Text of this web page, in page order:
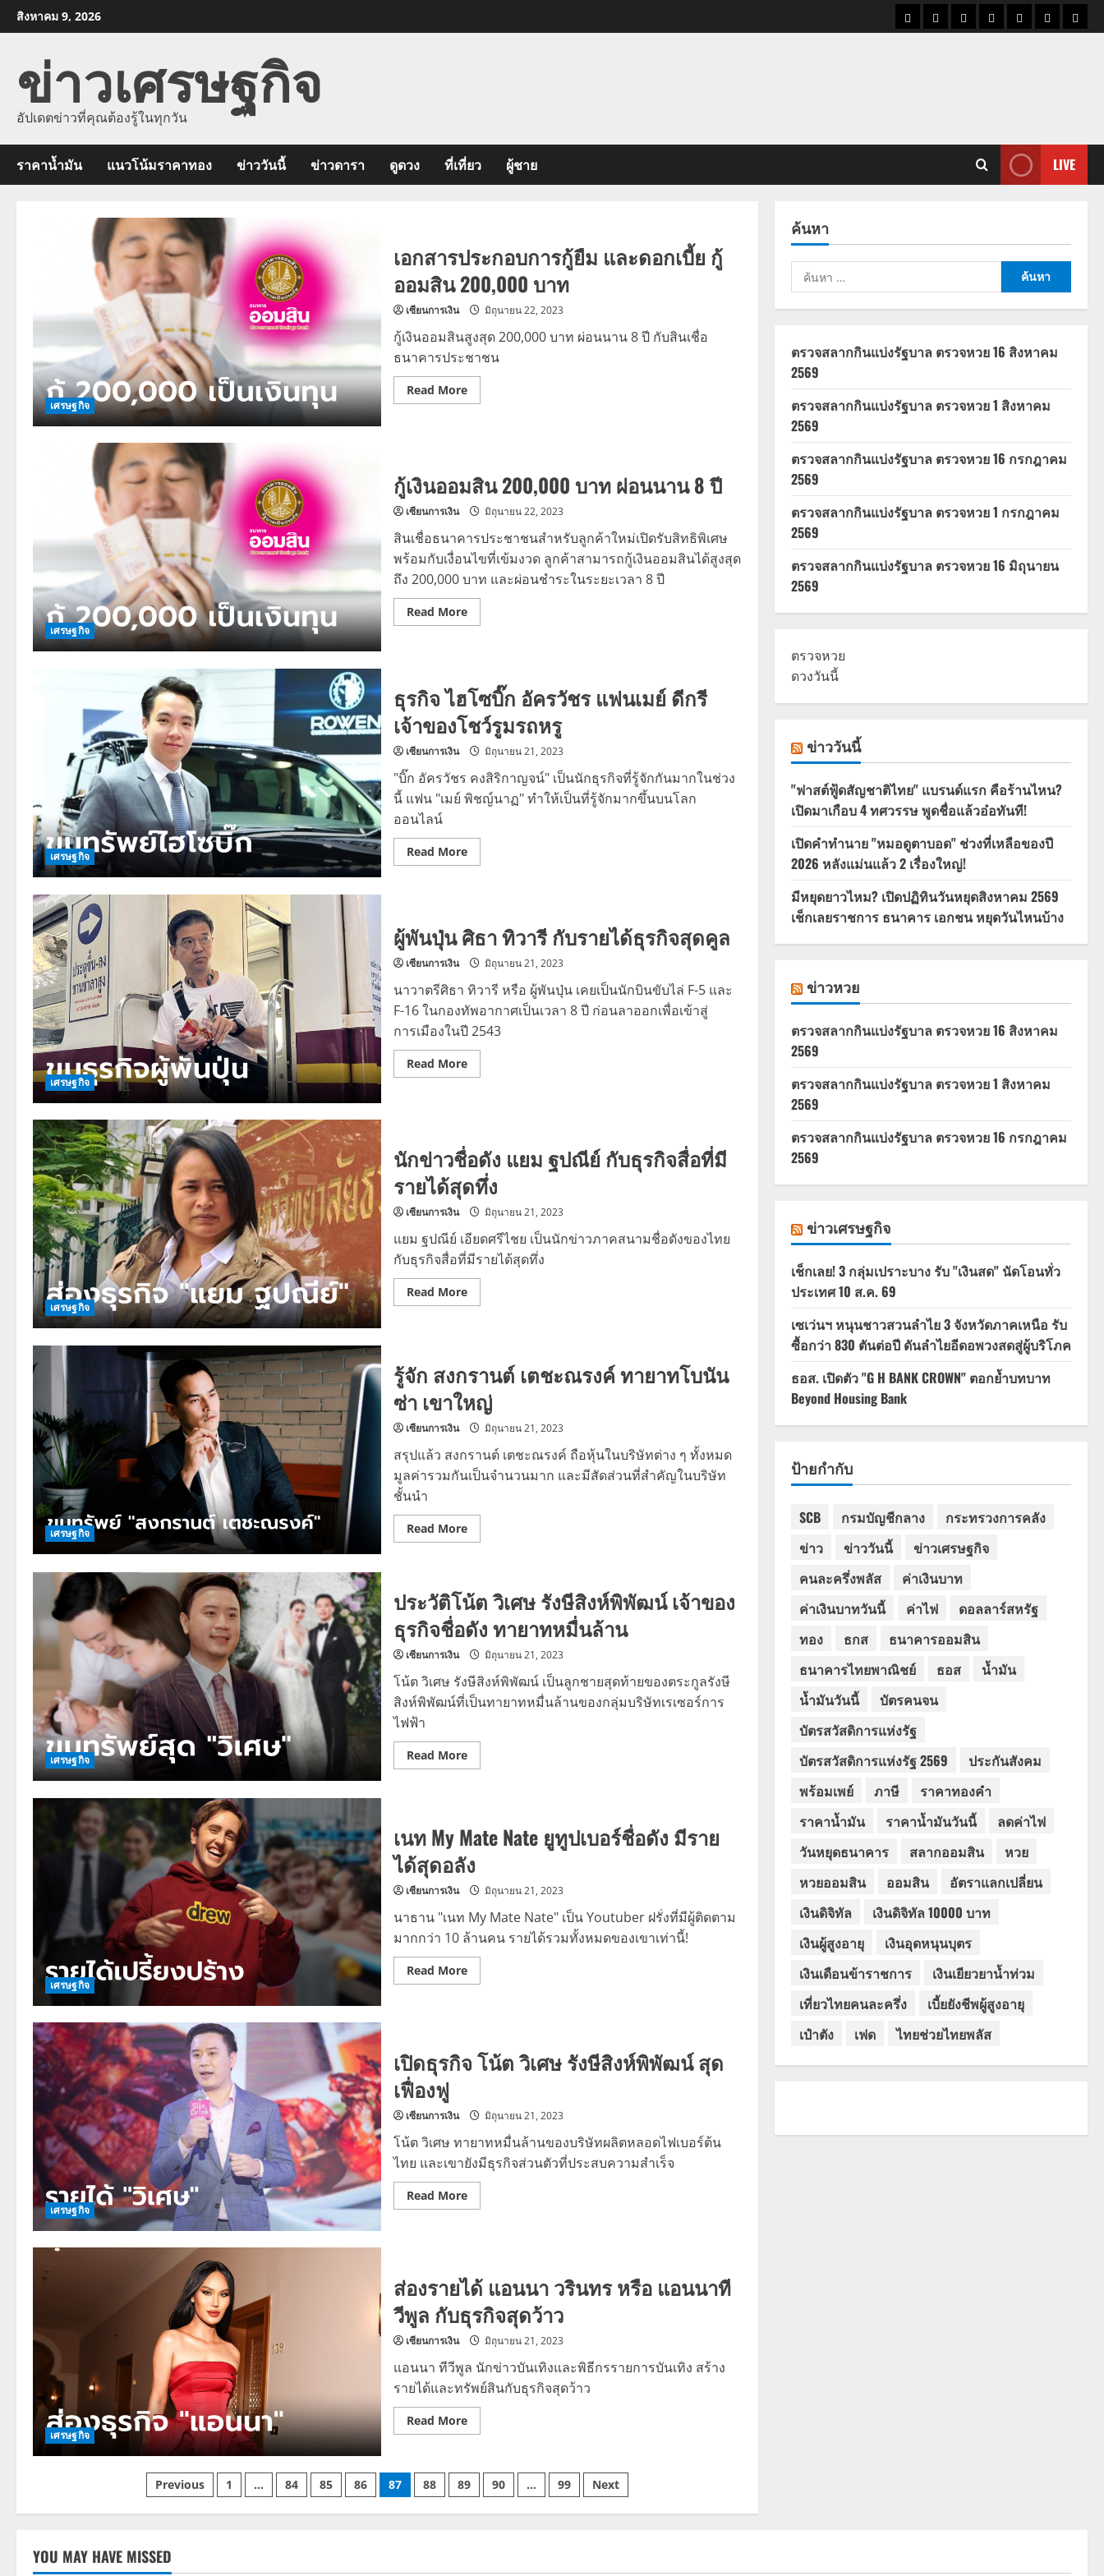
Skip
to
สิงหาคม 9, 2026
ราคาแนว
ข่าว
ข่าว
ดูด
ที่
ผู้ชา
ข่าวเศรษฐกิจ
อัปเดตข่าวที่คุณต้องรู้ในทุกวัน
ราคาน้ำมัน แนวโน้มราคาทอง ข่าววันนี้ ข่าวดารา ดูดวง ที่เที่ยว ผู้ชาย LIVE
เศรษฐกิจ
เอกสารประกอบการกู้ยืม และดอกเบี้ย กู้
ออมสิน 200,000 บาท
เซียนการเงิน มิถุนายน 22, 2023
กู้เงินออมสินสูงสุด 200,000 บาท ผ่อนนาน 8 ปี กับสินเชื่อ
ธนาคารประชาชน
Read MoreRead
more
และ
ดอกเบี้ย
กู้
ออมสิน
บาท
เศรษฐกิจ
กู้เงินออมสิน 200,000 บาท ผ่อนนาน 8 ปี
เซียนการเงิน มิถุนายน 22, 2023
สินเชื่อธนาคารประชาชนสำหรับลูกค้าใหม่เปิดรับสิทธิพิเศษ
พร้อมกับเงื่อนไขที่เข้มงวด ลูกค้าสามารถกู้เงินออมสินได้สูงสุด
ถึง 200,000 บาท และผ่อนชำระในระยะเวลา 8 ปี
Read MoreRead
more
บาท
ผ่อน
นาน
8
ปี
เศรษฐกิจ
ธุรกิจ ไฮโซบิ๊ก อัครวัชร แฟนเมย์ ดีกรี
เจ้าของโชว์รูมรถหรู
เซียนการเงิน มิถุนายน 21, 2023
"บิ๊ก อัครวัชร คงสิริกาญจน์" เป็นนักธุรกิจที่รู้จักกันมากในช่วง
นี้ แฟน "เมย์ พิชญ์นาฏ" ทำให้เป็นที่รู้จักมากขึ้นบนโลก
ออนไลน์
Read MoreRead
more
อัคร
วัชร
เมย์
เจ้าของ
โชว์รูม
รถ
หรู
เศรษฐกิจ
ผู้พันปุ่น ศิธา ทิวารี กับรายได้ธุรกิจสุดคูล
เซียนการเงิน มิถุนายน 21, 2023
นาวาตรีศิธา ทิวารี หรือ ผู้พันปุ่น เคยเป็นนักบินขับไล่ F-5 และ
F-16 ในกองทัพอากาศเป็นเวลา 8 ปี ก่อนลาออกเพื่อเข้าสู่
การเมืองในปี 2543
Read MoreRead
more
รี
กับ
ราย
ได้
สุด
เศรษฐกิจ
นักข่าวชื่อดัง แยม ฐปณีย์ กับธุรกิจสื่อที่มี
รายได้สุดทึ่ง
เซียนการเงิน มิถุนายน 21, 2023
แยม ฐปณีย์ เอียดศรีไชย เป็นนักข่าวภาคสนามชื่อดังของไทย
กับธุรกิจสื่อที่มีรายได้สุดทึ่ง
Read MoreRead
more
แยม
ฐปณีย์
กับ
ธุรกิจ
ที่
ราย
ได้
สุด
เศรษฐกิจ
รู้จัก สงกรานต์ เตชะณรงค์ ทายาทโบนัน
ซ่า เขาใหญ่
เซียนการเงิน มิถุนายน 21, 2023
สรุปแล้ว สงกรานต์ เตชะณรงค์ ถือหุ้นในบริษัทต่าง ๆ ทั้งหมด
มูลค่ารวมกันเป็นจำนวนมาก และมีสัดส่วนที่สำคัญในบริษัท
ชั้นนำ
Read MoreRead
more
ชะ
ณรงค์
ทา
ยา
ท
โบ
ซ่า
เขา
ใหญ่
เศรษฐกิจ
ประวัติโน้ต วิเศษ รังษีสิงห์พิพัฒน์ เจ้าของ
ธุรกิจชื่อดัง ทายาทหมื่นล้าน
เซียนการเงิน มิถุนายน 21, 2023
โน้ต วิเศษ รังษีสิงห์พิพัฒน์ เป็นลูกชายสุดท้ายของตระกูลรังษี
สิงห์พิพัฒน์ที่เป็นทายาทหมื่นล้านของกลุ่มบริษัทเรเซอร์การ
ไฟฟ้า
Read MoreRead
more
ษี
สิงห์
พิพัฒน์
เจ้าของ
ชื่อ
ทายาท
หมื่น
ล้าน
เศรษฐกิจ
เนท My Mate Nate ยูทูปเบอร์ชื่อดัง มีราย
ได้สุดอลัง
เซียนการเงิน มิถุนายน 21, 2023
นาธาน "เนท My Mate Nate" เป็น Youtuber ฝรั่งที่มีผู้ติดตาม
มากกว่า 10 ล้านคน รายได้รวมทั้งหมดของเขาเท่านี้!
Read MoreRead
more
ทู
ป
ดัง
มี
ได้
สุด
อลัง
เศรษฐกิจ
เปิดธุรกิจ โน้ต วิเศษ รังษีสิงห์พิพัฒน์ สุด
เฟื่องฟู
เซียนการเงิน มิถุนายน 21, 2023
โน้ต วิเศษ ทายาทหมื่นล้านของบริษัทผลิตหลอดไฟเบอร์ต้น
ไทย และเขายังมีธุรกิจส่วนตัวที่ประสบความสำเร็จ
Read MoreRead
more
รัง
ษี
สิงห์
พิพัฒน์
สุด
เฟื่อง
ฟู
เศรษฐกิจ
ส่องรายได้ แอนนา วรินทร หรือ แอนนาที
วีพูล กับธุรกิจสุดว้าว
เซียนการเงิน มิถุนายน 21, 2023
แอนนา ทีวีพูล นักข่าวบันเทิงและพิธีกรรายการบันเทิง สร้าง
รายได้และทรัพย์สินกับธุรกิจสุดว้าว
Read MoreRead
more
ได้
แอ
นนา
ว
Posts
pagination
Previous 1 … 84 85 86 87 88 89 90 … 99 Next
ค้นหา
ค้นหา
สำหรับ:
ตรวจสลากกินแบ่งรัฐบาล ตรวจหวย 16 สิงหาคม
2569
ตรวจสลากกินแบ่งรัฐบาล ตรวจหวย 1 สิงหาคม
2569
ตรวจสลากกินแบ่งรัฐบาล ตรวจหวย 16 กรกฎาคม
2569
ตรวจสลากกินแบ่งรัฐบาล ตรวจหวย 1 กรกฎาคม
2569
ตรวจสลากกินแบ่งรัฐบาล ตรวจหวย 16 มิถุนายน
2569
ตรวจหวย
ดวงวันนี้
ข่าววันนี้
"ฟาสต์ฟู้ดสัญชาติไทย" แบรนด์แรก คือร้านไหน?
เปิดมาเกือบ 4 ทศวรรษ พูดชื่อแล้วอ๋อทันที!
เปิดคำทำนาย "หมอดูตาบอด" ช่วงที่เหลือของปี
2026 หลังแม่นแล้ว 2 เรื่องใหญ่!
มีหยุดยาวไหม? เปิดปฏิทินวันหยุดสิงหาคม 2569
เช็กเลยราชการ ธนาคาร เอกชน หยุดวันไหนบ้าง
ข่าวหวย
ตรวจสลากกินแบ่งรัฐบาล ตรวจหวย 16 สิงหาคม
2569
ตรวจสลากกินแบ่งรัฐบาล ตรวจหวย 1 สิงหาคม
2569
ตรวจสลากกินแบ่งรัฐบาล ตรวจหวย 16 กรกฎาคม
2569
ข่าวเศรษฐกิจ
เช็กเลย! 3 กลุ่มเปราะบาง รับ "เงินสด" นัดโอนทั่ว
ประเทศ 10 ส.ค. 69
เซเว่นฯ หนุนชาวสวนลำไย 3 จังหวัดภาคเหนือ รับ
ซื้อกว่า 830 ตันต่อปี ดันลำไยอีดอพวงสดสู่ผู้บริโภค
ธอส. เปิดตัว "G H BANK CROWN" ตอกย้ำบทบาท
Beyond Housing Bank
ป้ายกำกับ
SCB กรมบัญชีกลาง
กระทรวงการคลัง
ข่าว
ข่าววันนี้
ข่าวเศรษฐกิจ
คนละครึ่งพลัส
ค่าเงินบาท
ค่าเงินบาทวันนี้
ค่าไฟ
ดอลลาร์สหรัฐ
ทอง
ธกส
ธนาคารออมสิน
ธนาคารไทยพาณิชย์
ธอส
น้ำมัน
น้ำมันวันนี้
บัตรคนจน
บัตรสวัสดิการแห่งรัฐ
บัตรสวัสดิการแห่งรัฐ 2569
ประกันสังคม
พร้อมเพย์
ภาษี
ราคาทองคำ
ราคาน้ำมัน
ราคาน้ำมันวันนี้
ลดค่าไฟ
วันหยุดธนาคาร
สลากออมสิน
หวย
หวยออมสิน
ออมสิน
อัตราแลกเปลี่ยน
เงินดิจิทัล
เงินดิจิทัล 10000 บาท
เงินผู้สูงอายุ
เงินอุดหนุนบุตร
เงินเดือนข้าราชการ
เงินเยียวยาน้ำท่วม
เที่ยวไทยคนละครึ่ง
เบี้ยยังชีพผู้สูงอายุ
เป๋าตัง
เฟด ไทยช่วยไทยพลัส
YOU MAY HAVE MISSED